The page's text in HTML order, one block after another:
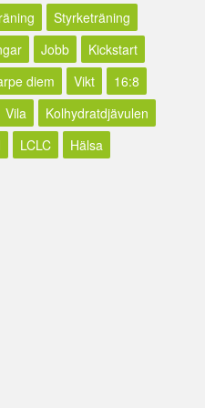
Styrketräning
Jobb
Kickstart
diem Vikt
16:8
Vila
Kolhydratdjävulen
LCLC
Hälsa